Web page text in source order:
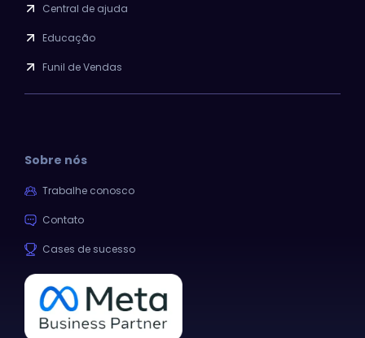
Central de ajuda
Educação
Funil de Vendas
Sobre nós
Trabalhe conosco
Contato
Cases de sucesso